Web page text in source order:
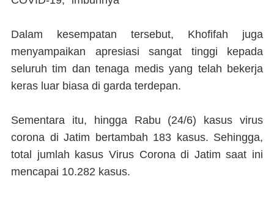
Dalam kesempatan tersebut, Khofifah juga
menyampaikan apresiasi sangat tinggi kepada
seluruh tim dan tenaga medis yang telah bekerja
keras luar biasa di garda terdepan.
Sementara itu, hingga Rabu (24/6) kasus virus
corona di Jatim bertambah 183 kasus. Sehingga,
total jumlah kasus Virus Corona di Jatim saat ini
mencapai 10.282 kasus.